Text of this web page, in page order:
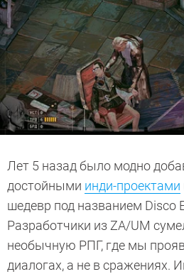
Лет 5 назад было модно
достойными инди-проектами
шедевр под названием Disco
Разработчики из ZA/UM
необычную РПГ, где мы
диалогах, а не в сражениях.